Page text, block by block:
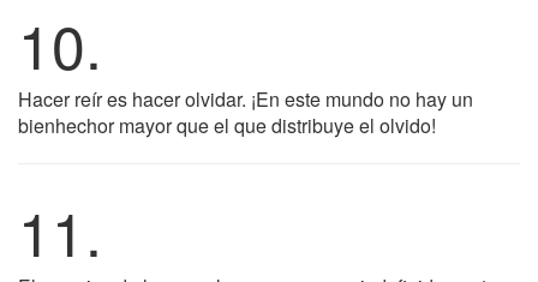
10.
Hacer reír es hacer olvidar. ¡En este mundo no hay un
bienhechor mayor que el que distribuye el olvido!
11.